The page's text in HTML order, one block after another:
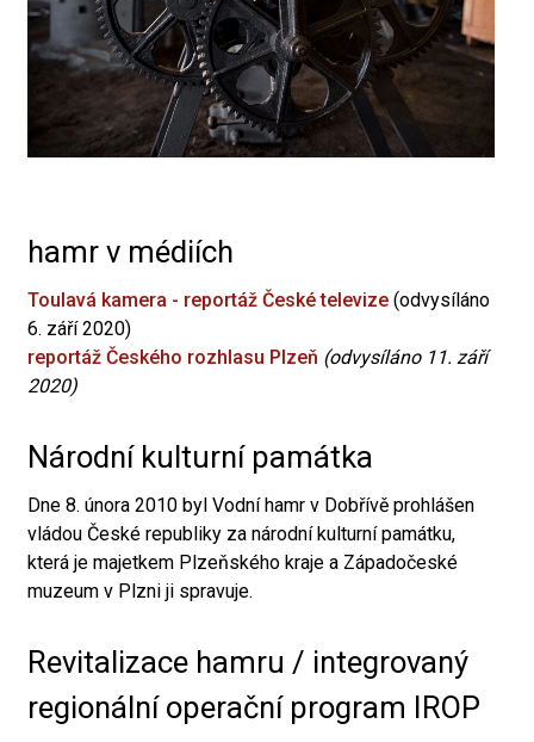
hamr v médiích
Toulavá kamera - reportáž České televize (odvysíláno
6. září 2020)
reportáž Českého rozhlasu Plzeň (odvysíláno 11. září
2020)
Národní kulturní památka
Dne 8. února 2010 byl Vodní hamr v Dobřívě prohlášen
vládou České republiky za národní kulturní památku,
která je majetkem Plzeňského kraje a Západočeské
muzeum v Plzni ji spravuje.
Revitalizace hamru / integrovaný
regionální operační program IROP